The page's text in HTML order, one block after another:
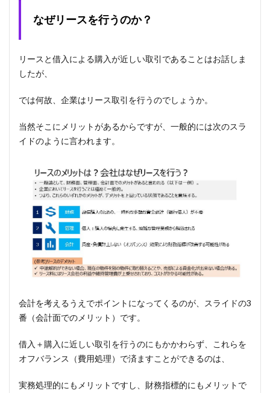
なぜリースを行うのか？
リースと借入による購入が近しい取引であることはお話しま
したが、
では何故、企業はリース取引を行うのでしょうか。
当然そこにメリットがあるからですが、一般的には次のスラ
イドのように言われます。
会計を考えるうえでポイントになってくるのが、スライドの3
番（会計面でのメリット）です。
借入＋購入に近しい取引を行うのにもかかわらず、これらを
オフバランス（費用処理）で済ますことができるのは、
実務処理的にもメリットですし、財務指標的にもメリットで